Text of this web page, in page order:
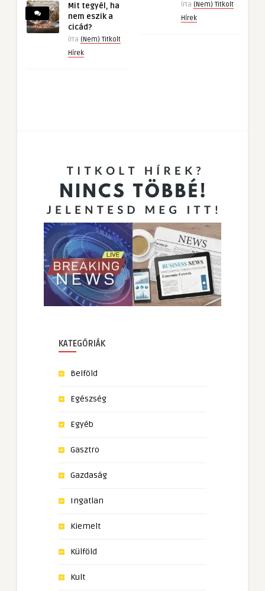
Mit tegyél, ha
nem eszik a
cicád?
írta (Nem) Titkolt
Hírek
írta (Nem) Titkolt
Hírek
KATEGÓRIÁK
Belföld
Egészség
Egyéb
Gasztro
Gazdaság
Ingatlan
Kiemelt
Külföld
Kult